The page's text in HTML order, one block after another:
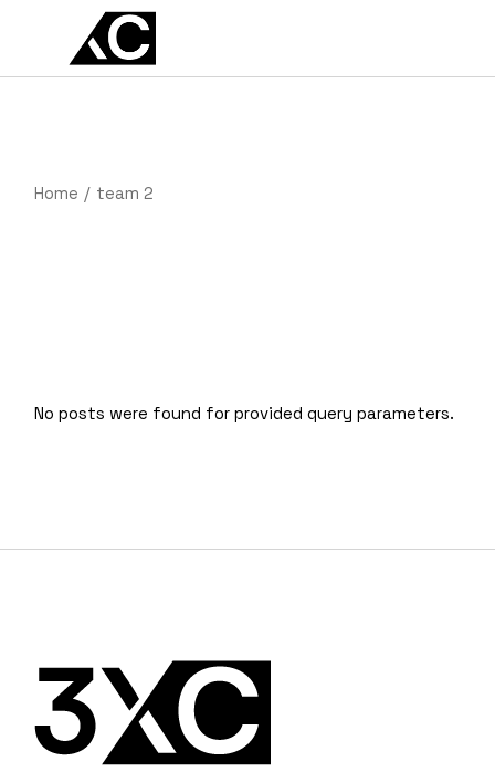
Home team 2
No posts were found for provided query parameters.